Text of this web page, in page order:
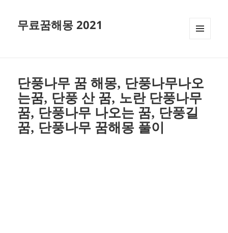
무료꿈해몽 2021
단풍나무 꿈 해몽, 단풍나무나오
는꿈, 단풍 산 꿈, 노란 단풍나무
꿈, 단풍나무 나오는 꿈, 단풍길
꿈, 단풍나무 꿈해몽 풀이